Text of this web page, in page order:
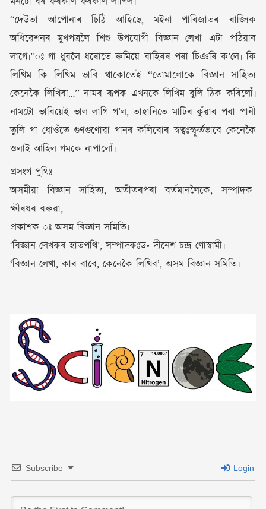
‘‘দেউতা আপোনাৰ চিঠি আহিছে, মইনা পাৰিজাতৰ ৰাজ্যিক
অধিৱেশনৰ মুখপত্ৰলৈ শিশু উপযোগী বিজ্ঞান লেখা এটা পঠিয়াব
লাগে৷’’ঃ গা ধুবলৈ ধৰোতে ৰুমিয়ে বাহিৰৰ পৰা চিঞৰি ক’লে৷ কি
লিখিম কি লিখিম ভাবি থাকোতেই ‘‘তোমালোকে বিজ্ঞান সাহিত্য
কেনেকৈ লিখিবা…’’ নামৰ ৰূপক এখনকে লিখিম বুলি ঠিক কৰিলোঁ৷
নামটো ভাবিয়েই ভাল লাগি গ’ল, তাহানিতে মাটিৰ কুঁৱাৰ পৰা পানী
তুলি গা ধোওঁতে গুণগুণোৱা গানৰ কলিবোৰ স্বত্বঃস্ফূৰ্তভাবে কেনেকৈ
ওলাই আহিল গমকে নাপালোঁ৷
প্ৰসংগ পুথিঃ
অসমীয়া বিজ্ঞান সাহিত্য, অতীতৰপৰা বৰ্তমানলৈকে, সম্পাদক-
ক্ষীৰধৰ বৰুৱা,
প্ৰকাশক ঃ অসম বিজ্ঞান সমিতি৷
‘বিজ্ঞান লেখকৰ হাতপথি’, সম্পাদকঃড॰ দীনেশ চন্দ্ৰ গোস্বামী৷
‘বিজ্ঞান লেখা, কাৰ বাবে, কেনেকৈ লিখিব’, অসম বিজ্ঞান সমিতি৷
Subscribe Login